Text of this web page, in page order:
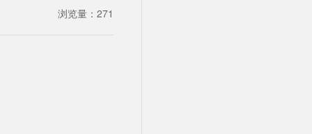
浏览量： 271